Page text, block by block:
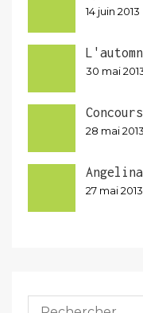
14 juin 2013
30 mai
28 mai 2013
27 mai 2013
Rechercher :